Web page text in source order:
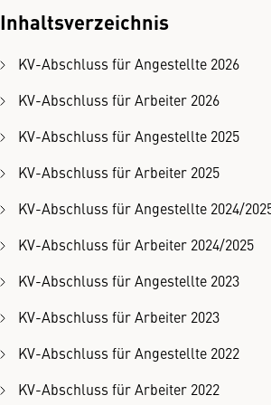
Inhaltsverzeichnis
KV-Abschluss für Angestellte 2026
KV-Abschluss für Arbeiter 2026
KV-Abschluss für Angestellte 2025
KV-Abschluss für Arbeiter 2025
KV-Abschluss für Angestellte 2024/
KV-Abschluss für Arbeiter 2024/2025
KV-Abschluss für Angestellte 2023
KV-Abschluss für Arbeiter 2023
KV-Abschluss für Angestellte 2022
KV-Abschluss für Arbeiter 2022